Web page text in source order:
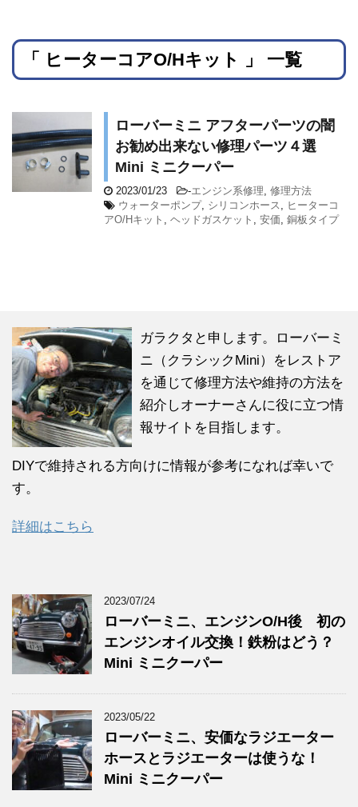
「 ヒーターコアO/Hキット 」 一覧
ローバーミニ アフターパーツの闇
お勧め出来ない修理パーツ４選
Mini ミニクーパー
2023/01/23 -エンジン系修理, 修理方法
ウォーターポンプ, シリコンホース , ヒーターコ
アO/Hキット , ヘッドガスケット , 安価, 銅板タイプ
ガラクタと申します。ローバーミ
ニ（クラシックMini）をレストア
を通じて修理方法や維持の方法を
紹介しオーナーさんに役に立つ情
報サイトを目指します。
DIYで維持される方向けに情報が参考になれば幸いで
す。
詳細はこちら
2023/07/24
ローバーミニ、エンジンO/H後 初の
エンジンオイル交換！鉄粉はどう？
Mini ミニクーパー
2023/05/22
ローバーミニ、安価なラジエーター
ホースとラジエーターは使うな！
Mini ミニクーパー